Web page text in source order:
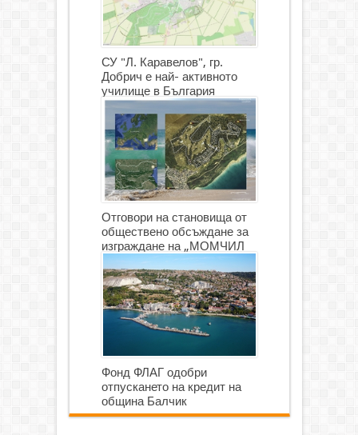
СУ "Л. Каравелов", гр.
Добрич е най- активното
училище в България
Отговори на становища от
обществено обсъждане за
изграждане на „МОМЧИЛ
ГОЛФ И ГОЛФ ИГРИЩЕ”
Фонд ФЛАГ одобри
отпускането на кредит на
община Балчик